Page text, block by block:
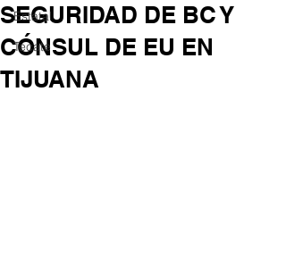
Estatal
Tecate
SEGURIDAD DE BC Y
CÓNSUL DE EU EN
TIJUANA